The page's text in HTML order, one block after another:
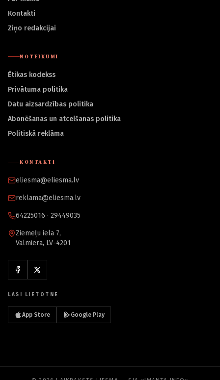
Kontakti
Ziņo redakcijai
NOTEIKUMI
Ētikas kodekss
Privātuma politika
Datu aizsardzības politika
Abonēšanas un atcelšanas politika
Politiskā reklāma
KONTAKTI
eliesma@eliesma.lv
reklama@eliesma.lv
64225016 · 29449035
Ziemeļu iela 7,
Valmiera, LV-4201
LASI LIETOTNĒ
App Store Google Play